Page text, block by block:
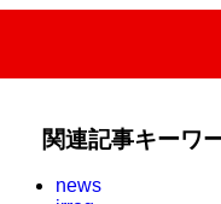
関連記事キーワ
news